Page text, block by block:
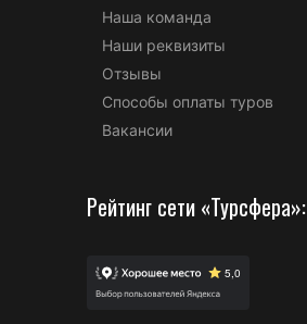
Наша команда
Наши реквизиты
Отзывы
Способы оплаты туров
Вакансии
Рейтинг сети «Турсфера»: